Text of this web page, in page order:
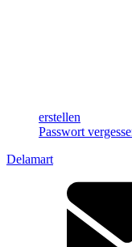
erstellen
Passwort
Delamart